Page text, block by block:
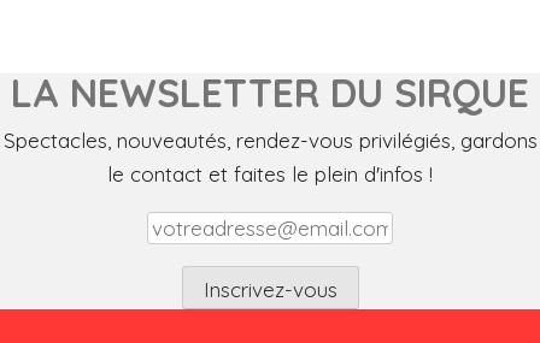
LA NEWSLETTER DU SIRQUE
Spectacles, nouveautés, rendez-vous privilégiés, gardons
le contact et faites le plein d'infos !